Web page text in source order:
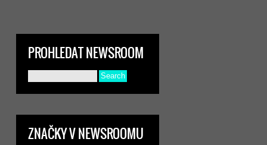
PROHLEDAT NEWSROOM
ZNAČKY V NEWSROOMU